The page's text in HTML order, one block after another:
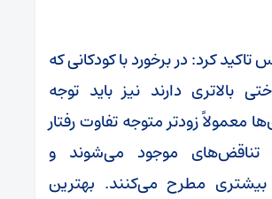
تاکید کرد: در برخورد با کودکانی که
بالاتری دارند نیز باید توجه
معمولاً زودتر متوجه تفاوت رفتار
تناقض‌های موجود می‌شوند و
مطرح می‌کنند. بهترین